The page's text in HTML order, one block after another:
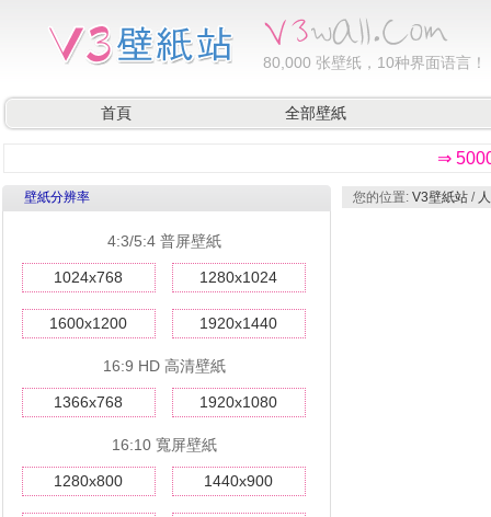
80,000 张壁纸，10种界面语言！
首頁 全部壁紙
⇒
壁紙分辨率
4:3/5:4 普屏壁紙
1024x768 1280x1024
1600x1200 1920x1440
16:9 HD 高清壁紙
1366x768 1920x1080
16:10 寬屏壁紙
1280x800 1440x900
您的位置: V3壁紙站 /